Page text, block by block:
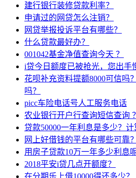
建行银行装修贷款利率？
申请过的网贷怎么注销？
网贷举报投诉平台有哪些？
什么贷款最好办？
001042基金净值查询今天 ？
i贷今日额度已被抢光，您出手
花呗补充资料提额8000可信吗
吗？
picc车险电话号人工服务电话
农业银行开户行查询短信查询 ？
贷款50000一年利息是多少？计
网上好借钱的平台有哪些可靠？
用房子贷款10万一年多少利息呢
2018平安i贷几点开额度？
在分期乐上借10000得还多少？